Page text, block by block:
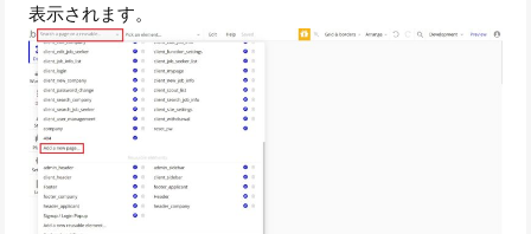
表示されます。